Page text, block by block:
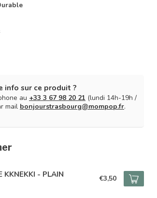
info sur ce produit ?
au +33 3 67 98 20 21 (lundi 14h-19h /
mail bonjourstrasbourg@mompop.fr.
KKNEKKI - PLAIN €3,50